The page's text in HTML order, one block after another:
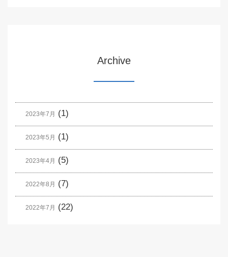
Archive
2023年7月 (1)
2023年5月 (1)
2023年4月 (5)
2022年8月 (7)
2022年7月 (22)